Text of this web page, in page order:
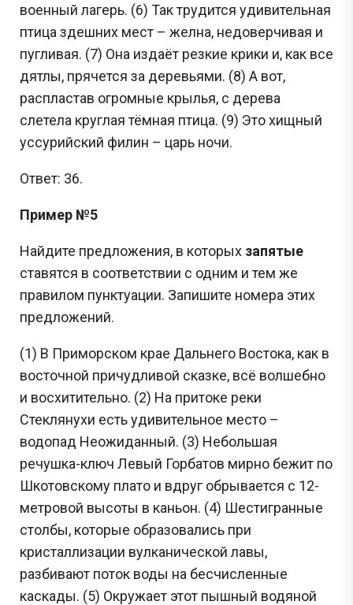
военный лагерь. (6) Так трудится удивительная
птица здешних мест – желна, недоверчивая и
пугливая. (7) Она издаёт резкие крики и, как все
дятлы, прячется за деревьями. (8) А вот,
распластав огромные крылья, с дерева
слетела круглая тёмная птица. (9) Это хищный
уссурийский филин – царь ночи.
Ответ: 36.
Пример №5
Найдите предложения, в которых запятые
ставятся в соответствии с одним и тем же
правилом пунктуации. Запишите номера этих
предложений.
(1) В Приморском крае Дальнего Востока, как в
восточной причудливой сказке, всё волшебно
и восхитительно. (2) На притоке реки
Стеклянухи есть удивительное место –
водопад Неожиданный. (3) Небольшая
речушка-ключ Левый Горбатов мирно бежит по
Шкотовскому плато и вдруг обрывается с 12-
метровой высоты в каньон. (4) Шестигранные
столбы, которые образовались при
кристаллизации вулканической лавы,
разбивают поток воды на бесчисленные
каскады. (5) Окружает этот пышный водяной